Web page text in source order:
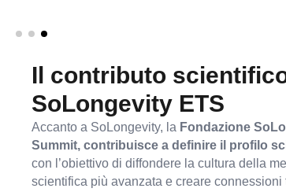
Il contributo
SoLongevity ETS
Accanto a SoLongevity, la Fondazione
Summit, contribuisce a definire il profilo
con l’obiettivo di diffondere la cultura della
scientifica più avanzata e creare